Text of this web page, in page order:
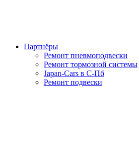
Партнёры
Ремонт пневмоподвески
Ремонт тормозной системы
Japan-Cars в С-Пб
Ремонт подвески